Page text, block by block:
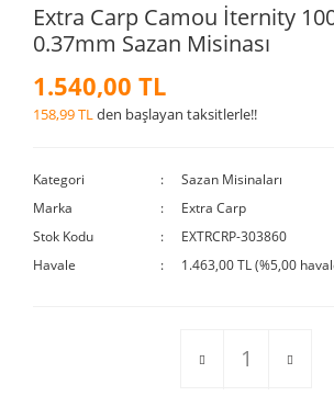
Extra Carp Camou İternity
0.37mm Sazan Misinası
1.540,00 TL
158,99 TLden başlayan taksitlerle!!
Kategori
Sazan Misinaları
Marka
Extra Carp
Stok Kodu
EXTRCRP-303860
Havale
1.463,00 TL (%5,00